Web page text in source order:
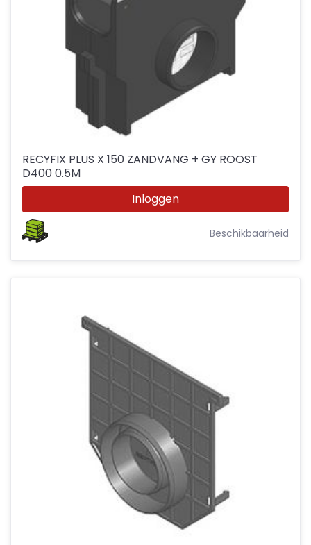
RECYFIX PLUS X 150 ZANDVANG + GY ROOST
D400 0.5M
Inloggen
Beschikbaarheid